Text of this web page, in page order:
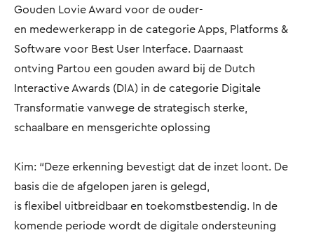
Gouden Lovie Award voor de ouder-
en medewerkerapp in de categorie Apps, Platforms &
Software voor Best User Interface. Daarnaast
ontving Partou een gouden award bij de Dutch
Interactive Awards (DIA) in de categorie Digitale
Transformatie vanwege de strategisch sterke,
schaalbare en mensgerichte oplossing
Kim: “Deze erkenning bevestigt dat de inzet loont. De
basis die de afgelopen jaren is gelegd,
is flexibel uitbreidbaar en toekomstbestendig. In de
komende periode wordt de digitale ondersteuning